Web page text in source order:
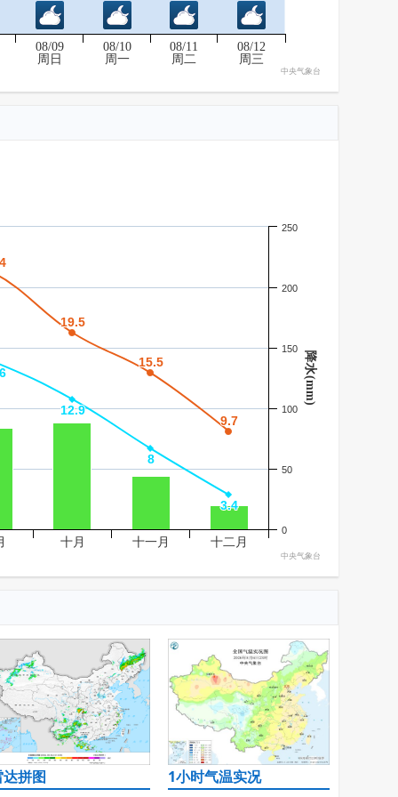
08/09
周日
08/10
周一
08/11
周二
08/12
周三
中央气象台
降水(mm)
19.5
19.5
15.5
15.5
9.7
9.7
12.9
12.9
8
8
3.4
3.4
十月 十一月 十二月
0
50
100
150
200
250
中央气象台
拼图 1小时气温实况